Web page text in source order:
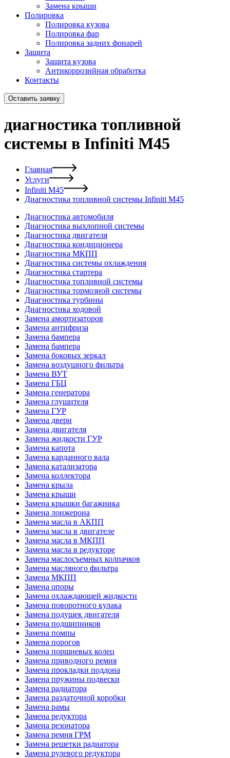
Замена крыши
Полировка
Полировка кузова
Полировка фар
Полировка задних фонарей
Защита
Защита кузова
Антикоррозийная обработка
Контакты
Оставить заявку
диагностика топливной
системы в Infiniti M45
Главная
Услуги
Infiniti M45
Диагностика топливной системы Infiniti M45
Диагностика автомобиля
Диагностика выхлопной системы
Диагностика двигателя
Диагностика кондиционера
Диагностика МКПП
Диагностика системы охлаждения
Диагностика стартера
Диагностика топливной системы
Диагностика тормозной системы
Диагностика турбины
Диагностика ходовой
Замена амортизаторов
Замена антифриза
Замена бампера
Замена бампера
Замена боковых зеркал
Замена воздушного фильтра
Замена ВУТ
Замена ГБЦ
Замена генератора
Замена глушителя
Замена ГУР
Замена двери
Замена двигателя
Замена жидкости ГУР
Замена капота
Замена карданного вала
Замена катализатора
Замена коллектора
Замена крыла
Замена крыши
Замена крышки багажника
Замена лонжерона
Замена масла в АКПП
Замена масла в двигателе
Замена масла в МКПП
Замена масла в редукторе
Замена маслосъемных колпачков
Замена масляного фильтра
Замена МКПП
Замена опоры
Замена охлаждающей жидкости
Замена поворотного кулака
Замена подушек двигателя
Замена подшипников
Замена помпы
Замена порогов
Замена поршневых колец
Замена приводного ремня
Замена прокладки поддона
Замена пружины подвески
Замена радиатора
Замена раздаточной коробки
Замена рамы
Замена редуктора
Замена резонатора
Замена ремня ГРМ
Замена решетки радиатора
Замена рулевого редуктора